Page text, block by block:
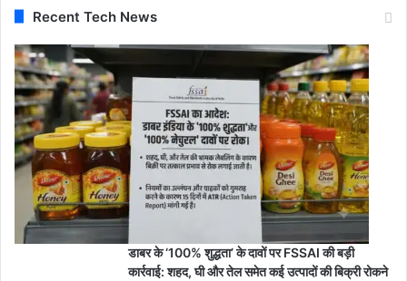
Recent Tech News
डाबर के ‘100% शुद्धता’ के दावों पर FSSAI की बड़ी
कार्रवाई: शहद, घी और तेल समेत कई उत्पादों की बिक्री रोकने